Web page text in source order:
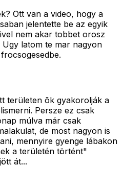
Ott van a video, hogy a
jelentette be az egyik
nem akar tobbet orosz
Ugy latom te mar nagyon
területen õk gyakorolják a
Persze ez csak
múlva már csak
de most nagyon is
mennyire gyenge lábakon
a területén történt"
át...